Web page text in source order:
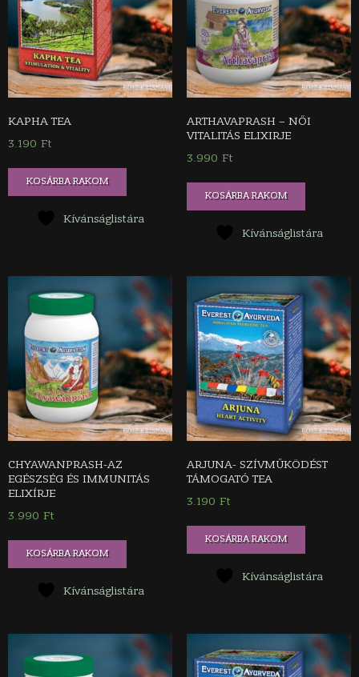
KAPHA TEA
3.190 Ft
KOSÁRBA RAKOM
Kívánságlistára
ARTHAVAPRASH – NŐI
VITALITÁS ELIXIRJE
3.990 Ft
KOSÁRBA RAKOM
Kívánságlistára
CHYAWANPRASH-AZ
EGÉSZSÉG ÉS IMMUNITÁS
ELIXÍRJE
3.990 Ft
KOSÁRBA RAKOM
Kívánságlistára
ARJUNA- SZÍVMŰKÖDÉST
TÁMOGATÓ TEA
3.190 Ft
KOSÁRBA RAKOM
Kívánságlistára